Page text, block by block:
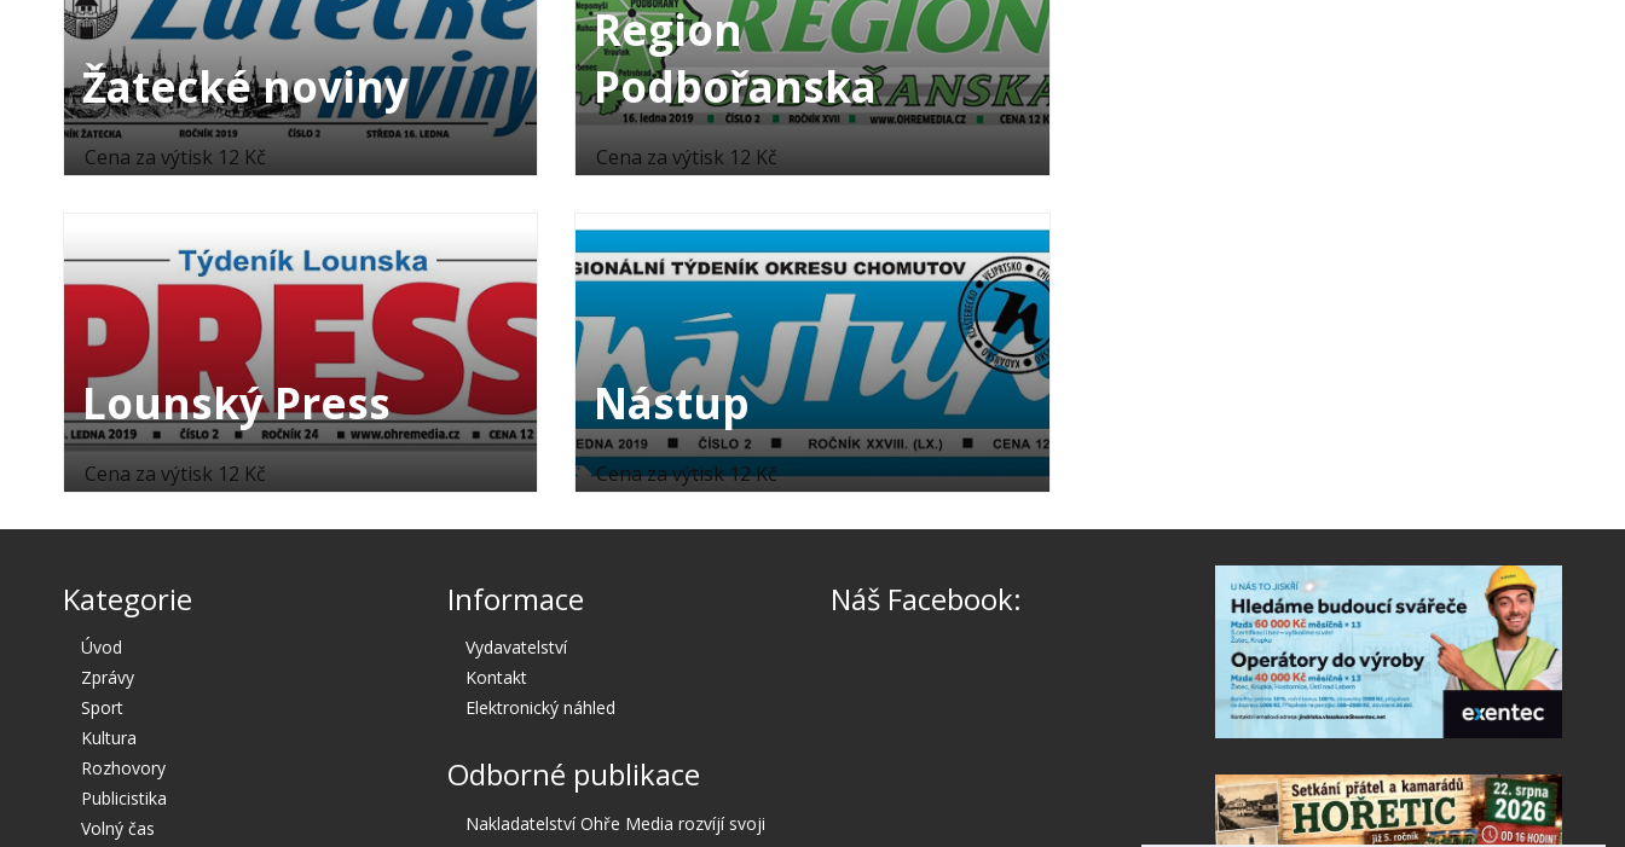
Žatecké noviny
Cena za výtisk 12 Kč
Lounský Press
Cena za výtisk 12 Kč
Region
Podbořanska
Cena za výtisk 12 Kč
Nástup
Cena za výtisk 12 Kč
Kategorie
Úvod
Zprávy
Sport
Kultura
Rozhovory
Publicistika
Volný čas
Informace
Vydavatelství
Kontakt
Elektronický náhled
Odborné publikace
Nakladatelství Ohře Media rozvíjí svoji
Náš Facebook: